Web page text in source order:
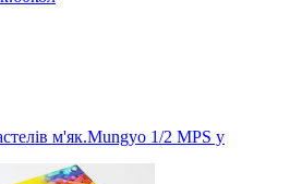
м'як.Mungyo 1/2 MPS у